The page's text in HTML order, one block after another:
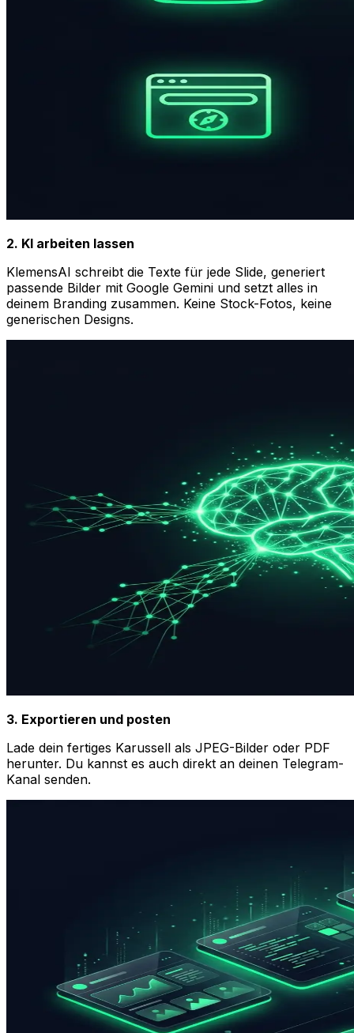
2. KI arbeiten lassen
KlemensAI schreibt die Texte für jede Slide, generiert
passende Bilder mit Google Gemini und setzt alles in
deinem Branding zusammen. Keine Stock-Fotos, keine
generischen Designs.
3. Exportieren und posten
Lade dein fertiges Karussell als JPEG-Bilder oder PDF
herunter. Du kannst es auch direkt an deinen Telegram-
Kanal senden.